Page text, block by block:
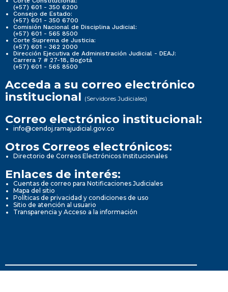
(+57) 601 - 350 6200
Consejo de Estado:
(+57) 601 - 350 6700
Comisión Nacional de Disciplina Judicial:
(+57) 601 - 565 8500
Corte Suprema de Justicia:
(+57) 601 - 362 2000
Dirección Ejecutiva de Administración Judicial - DEAJ:
Carrera 7 # 27-18, Bogotá
(+57) 601 - 565 8500
Acceda a su correo electrónico
institucional (Servidores Judiciales)
Correo electrónico institucional:
info@cendoj.ramajudicial.gov.co
Otros Correos electrónicos:
Directorio de Correos Electrónicos Institucionales
Enlaces de interés:
Cuentas de correo para Notificaciones Judiciales
Mapa del sitio
Políticas de privacidad y condiciones de uso
Sitio de atención al usuario
Transparencia y Acceso a la información